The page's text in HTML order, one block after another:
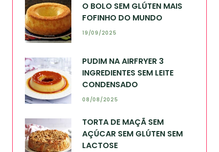
O BOLO SEM GLÚTEN MAIS
FOFINHO DO MUNDO
19/09/2025
PUDIM NA AIRFRYER 3
INGREDIENTES SEM LEITE
CONDENSADO
08/08/2025
TORTA DE MAÇÃ SEM
AÇÚCAR SEM GLÚTEN SEM
LACTOSE